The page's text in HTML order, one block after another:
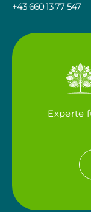
+43 660 13 77 547
Experte